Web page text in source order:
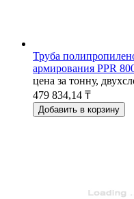
Труба
армирования PPR
цена за тонну,
479 834,14 ₸
Добавить в корзину